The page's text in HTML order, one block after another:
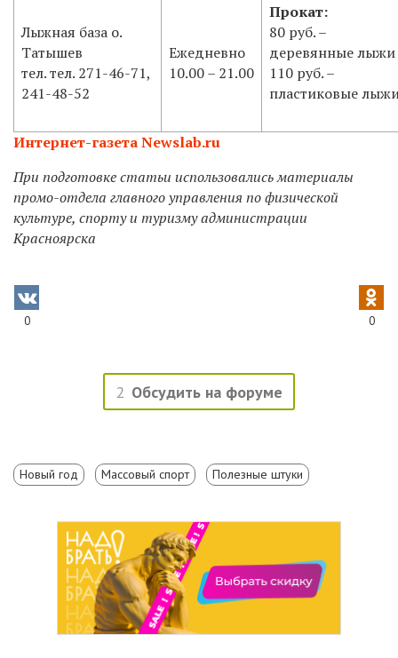
Лыжная база о.
Татышев
тел. тел. 271-46-71,
241-48-52
Ежедневно
10.00 – 21.00
Прокат:
80 руб. –
деревянные лыжи
110 руб. –
пластиковые
Интернет-газета Newslab.ru
При подготовке статьи использовались материалы
промо-отдела главного управления по физической
культуре, спорту и туризму администрации
Красноярска
0 0
2 Обсудить на форуме
Новый год Массовый спорт Полезные штуки